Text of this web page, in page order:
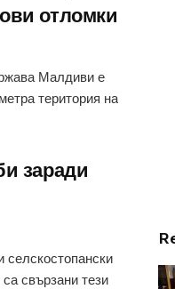
отломки
Малдиви е
територия на
заради
свързани тези